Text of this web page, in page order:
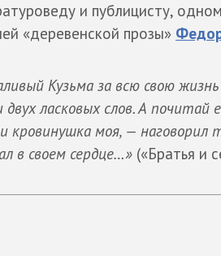
и публицисту,
«деревенской прозы»
Кузьма за всю свою
двух ласковых слов. А
кровинушка моя, — наговорил
в своем сердце…» («Братья и